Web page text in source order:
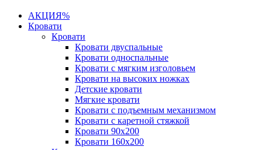
АКЦИЯ%
Кровати
Кровати
Кровати двуспальные
Кровати односпальные
Кровати с мягким изголовьем
Кровати на высоких ножках
Детские кровати
Мягкие кровати
Кровати с подъемным механизмом
Кровати с каретной стяжкой
Кровати 90х200
Кровати 160х200